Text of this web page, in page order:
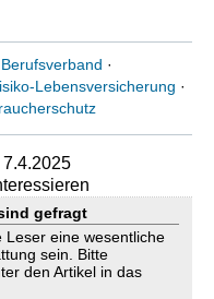
Berufsverband ·
Lebensversicherung ·
gefragt
eine wesentliche
sein. Bitte
den Artikel in das